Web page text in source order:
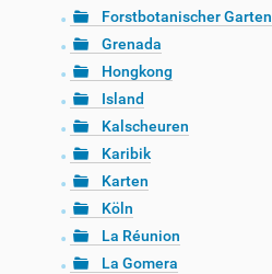
Forstbotanischer Garten
Grenada
Hongkong
Island
Kalscheuren
Karibik
Karten
Köln
La Réunion
La Gomera